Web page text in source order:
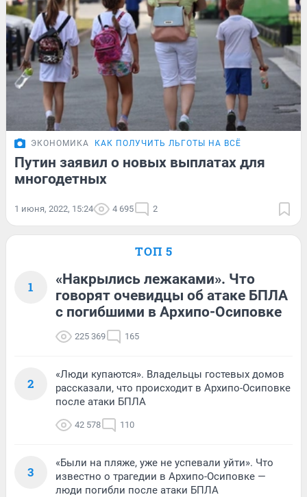
ЭКОНОМИКА КАК ПОЛУЧИТЬ ЛЬГОТЫ НА ВСЁ
Путин заявил о новых выплатах для
многодетных
1 июня, 2022, 15:24 4 695 2
ТОП 5
1
«Накрылись лежаками». Что
говорят очевидцы об атаке БПЛА
с погибшими в Архипо-Осиповке
225 369 165
2
«Люди купаются». Владельцы гостевых домов
рассказали, что происходит в Архипо-Осиповке
после атаки БПЛА
42 578 110
3
«Были на пляже, уже не успевали уйти». Что
известно о трагедии в Архипо-Осиповке —
люди погибли после атаки БПЛА